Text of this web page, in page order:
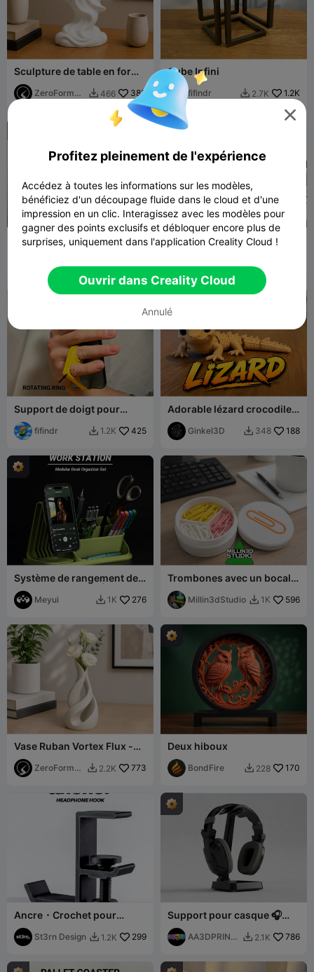
Sculpture de table en forme
de fantôme adorable
ZeroForm
 466 383
Cube Infini
fifindr  2.7K 1.2K
Renne Moderne Groot Chibi
Support de doigt pour
téléphone
fifindr  1.2K 425
Adorable lézard crocodile
Flexi – Bébé reptile articulé
Ginkel3D  348 188
Système de rangement de
bureau modulaire | Support
de téléphone MagSafe
Meyui  1K 276
Trombones avec un bocal à
trombones
Millin3dStudio  1K 596
Vase Ruban Vortex Flux -
Jardinière Sculpturale en
Spirale Moderne
ZeroForm
 2.2K 773
Deux hiboux
BondFire  228 170
Ancre ⬝ Crochet pour
casque
St3rn Design  1.2K 299
Support pour casque 🎧
Design moderne sans
supportsAA3DPRINTI
 2.1K 786

Profitez pleinement de l'expérience
Accédez à toutes les informations sur les modèles,
bénéficiez d'un découpage fluide dans le cloud et d'une
impression en un clic. Interagissez avec les modèles pour
gagner des points exclusifs et débloquer encore plus de
surprises, uniquement dans l'application Creality Cloud !
Ouvrir dans Creality Cloud
Annulé